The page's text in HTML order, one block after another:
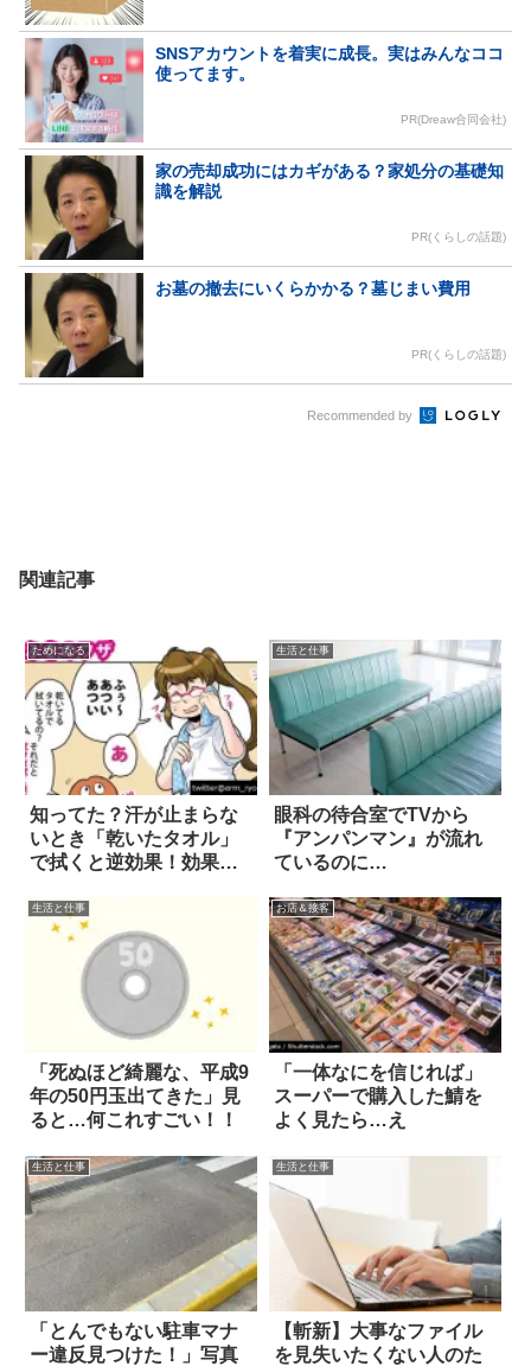
SNSアカウントを着実に成長。実はみんなココ
使ってます。
PR(Dreaw合同会社)
家の売却成功にはカギがある？家処分の基礎知
識を解説
PR(くらしの話題)
お墓の撤去にいくらかかる？墓じまい費用
PR(くらしの話題)
Recommended by
関連記事
ためになる
知ってた？汗が止まらな
いとき「乾いたタオル」
で拭くと逆効果！効果的
生活と仕事
眼科の待合室でTVから
『アンパンマン』が流れ
ているのに…
生活と仕事
「死ぬほど綺麗な、平成9
年の50円玉出てきた」見
ると…何これすごい！！
お店＆接客
「一体なにを信じれば」
スーパーで購入した鯖を
よく見たら…え
生活と仕事
「とんでもない駐車マナ
ー違反見つけた！」写真
生活と仕事
【斬新】大事なファイル
を見失いたくない人のた